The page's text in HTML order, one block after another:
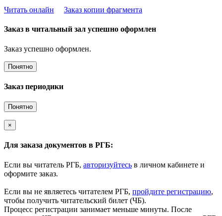
Читать онлайн
Заказ копии фрагмента
Заказ в читальный зал успешно оформлен
Заказ успешно оформлен.
Понятно
Заказ периодики
Понятно
×
Для заказа документов в РГБ:
Если вы читатель РГБ, авторизуйтесь в личном кабинете и
оформите заказ.
Если вы не являетесь читателем РГБ, пройдите регистрацию,
чтобы получить читательский билет (ЧБ).
Процесс регистрации занимает меньше минуты. После